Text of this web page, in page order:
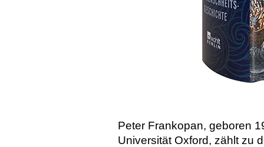
Peter Frankopan, geboren
Universität Oxford, zählt zu